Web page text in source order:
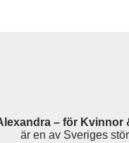
– för Kvinnor
är en av Sveriges